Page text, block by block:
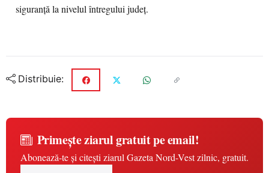
siguranță la nivelul întregului județ.
Distribuie:
Primește ziarul gratuit pe email!
Abonează-te și citești ziarul Gazeta Nord-Vest zilnic, gratuit.